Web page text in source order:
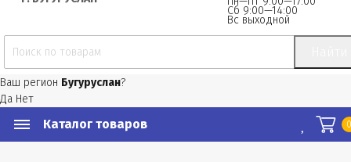
Сб 9:00—14:00
Вс выходной
Ваш регион Бугуруслан?
Да Нет
Каталог товаров